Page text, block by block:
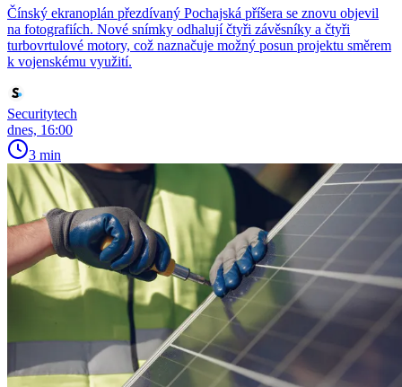
Čínský ekranoplán přezdívaný Pochajská příšera se znovu objevil
na fotografiích. Nové snímky odhalují čtyři závěsníky a čtyři
turbovrtulové motory, což naznačuje možný posun projektu směrem
k vojenskému využití.
Securitytech
dnes, 16:00
3 min